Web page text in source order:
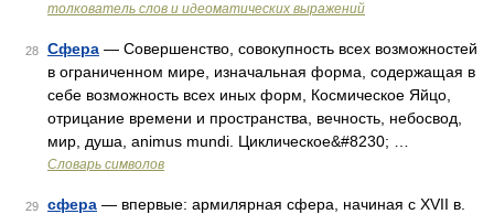
толкователь слов и идеоматических выражений
28 Сфера — Совершенство, совокупность всех возможностей
в ограниченном мире, изначальная форма, содержащая в
себе возможность всех иных форм, Космическое Яйцо,
отрицание времени и пространства, вечность, небосвод,
мир, душа, animus mundi. Циклическое&#8230; …
Словарь символов
29 сфера — впервые: армилярная сфера, начиная с XVII в.